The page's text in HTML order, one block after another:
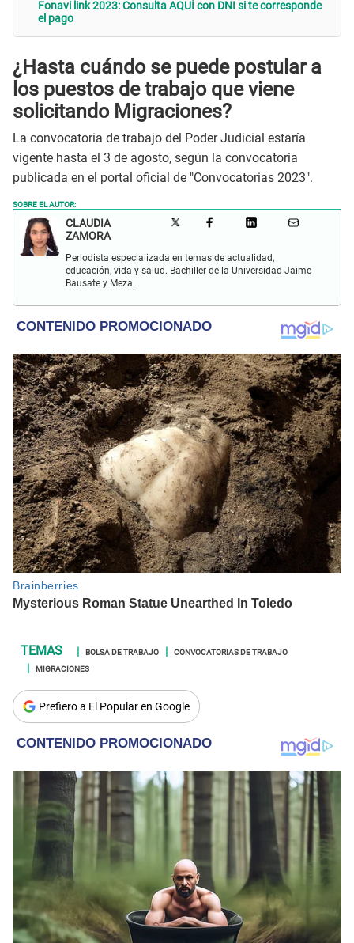
Fonavi link 2023: Consulta AQUÍ con DNI si te corresponde
el pago
¿Hasta cuándo se puede postular a
los puestos de trabajo que viene
solicitando Migraciones?
La convocatoria de trabajo del Poder Judicial estaría
vigente hasta el 3 de agosto, según la convocatoria
publicada en el portal oficial de "Convocatorias 2023".
SOBRE EL AUTOR:
CLAUDIA
ZAMORA
Periodista especializada en temas de actualidad,
educación, vida y salud. Bachiller de la Universidad Jaime
Bausate y Meza.
BOLSA DE TRABAJO
CONVOCATORIAS DE TRABAJO
MIGRACIONES
Prefiero a El Popular en Google